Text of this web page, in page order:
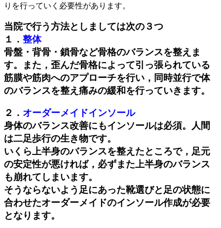
りを行っていく必要性があります。
当院で行う方法としましては次の３つ
１． 整体
骨盤・背骨・鎖骨など骨格のバランスを整えま
す。また，歪んだ骨格によって引っ張られている
筋膜や筋肉へのアプローチを行い，同時並行で体
のバランスを整え痛みの緩和を行っていきます。
２． オーダーメイドインソール
身体のバランス改善にもインソールは必須。人間
は二足歩行の生き物です。
いくら上半身のバランスを整えたところで，足元
の安定性が悪ければ，必ずまた上半身のバランス
も崩れてしまいます。
そうならないよう足にあった靴選びと足の状態に
合わせたオーダーメイドのインソール作成が必要
となります。